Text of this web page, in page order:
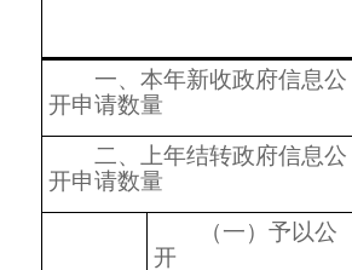
一、本年新收政府信息公
开申请数量
二、上年结转政府信息公
开申请数量
（一）予以公
开